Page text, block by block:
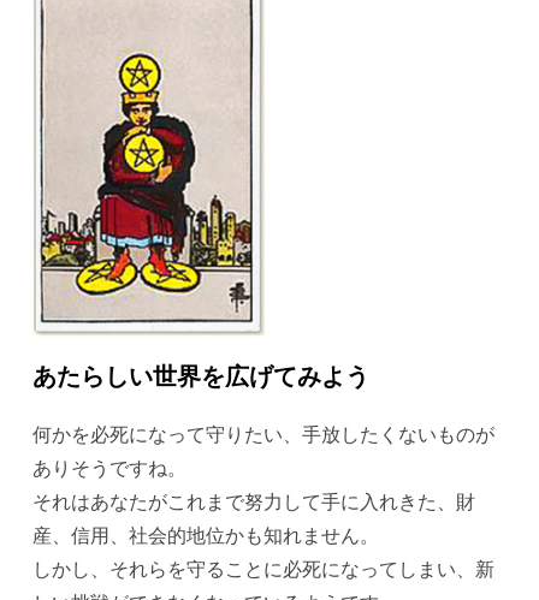
あたらしい世界を広げてみよう
何かを必死になって守りたい、手放したくないものが
ありそうですね。
それはあなたがこれまで努力して手に入れきた、財
産、信用、社会的地位かも知れません。
しかし、それらを守ることに必死になってしまい、新